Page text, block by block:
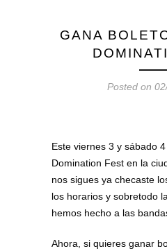
GANA
Posted on
Este viernes 3 y sábado
Domination Fest en la
nos sigues ya checaste
los horarios y sobretodo
hemos hecho a las
Ahora, si quieres ganar